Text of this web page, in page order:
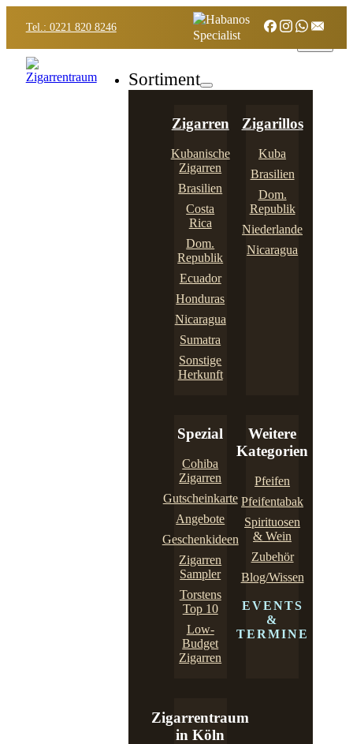
Tel.: 0221 820 8246
Sortiment
Zigarren
Kubanische
Zigarren
Brasilien
Costa
Rica
Dom.
Republik
Ecuador
Honduras
Nicaragua
Sumatra
Sonstige
Herkunft
Zigarillos
Kuba
Brasilien
Dom.
Republik
Niederlande
Nicaragua
Spezial
Cohiba
Zigarren
Gutscheinkarte
Angebote
Geschenkideen
Zigarren
Sampler
Torstens
Top 10
Low-
Budget
Zigarren
Weitere
Kategorien
Pfeifen
Pfeifentabak
Spirituosen
& Wein
Zubehör
Blog/Wissen
EVENTS
&
TERMINE
Zigarrentraum
in Köln